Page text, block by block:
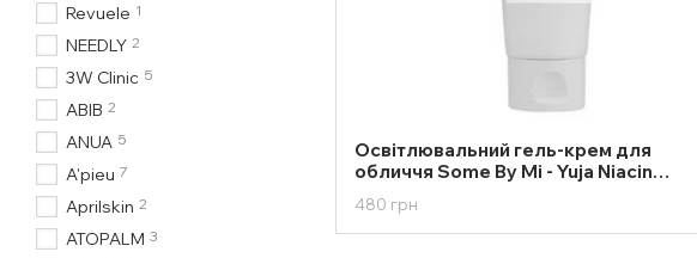
Освітлювальний гель-крем для
обличчя Some By Mi - Yuja Niacin
Brightening Moisture Gel Cream 100ml
480 грн
Revuele 1
NEEDLY 2
3W Clinic 5
ABIB 2
ANUA 5
A'pieu 7
Aprilskin 2
ATOPALM 3